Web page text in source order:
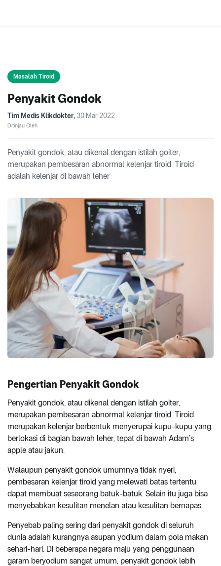
Masalah Tiroid
Penyakit Gondok
Tim Medis Klikdokter, 30 Mar 2022
Ditinjau Oleh
Penyakit gondok, atau dikenal dengan istilah goiter,
merupakan pembesaran abnormal kelenjar tiroid. Tiroid
adalah kelenjar di bawah leher
Pengertian Penyakit Gondok
Penyakit gondok, atau dikenal dengan istilah goiter,
merupakan pembesaran abnormal kelenjar tiroid. Tiroid
merupakan kelenjar berbentuk menyerupai kupu-kupu yang
berlokasi di bagian bawah leher, tepat di bawah Adam’s
apple atau jakun.
Walaupun penyakit gondok umumnya tidak nyeri,
pembesaran kelenjar tiroid yang melewati batas tertentu
dapat membuat seseorang batuk-batuk. Selain itu juga bisa
menyebabkan kesulitan menelan atau kesulitan bernapas.
Penyebab paling sering dari penyakit gondok di seluruh
dunia adalah kurangnya asupan yodium dalam pola makan
sehari-hari. Di beberapa negara maju yang penggunaan
garam beryodium sangat umum, penyakit gondok lebih